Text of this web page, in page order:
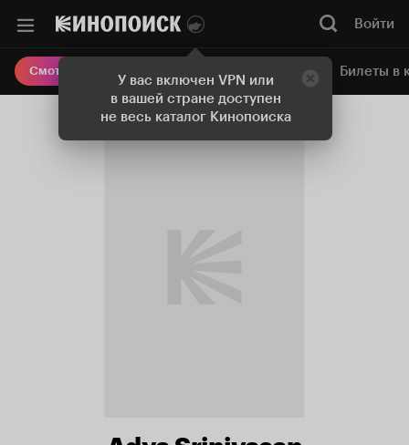
У вас включен VPN или
в вашей стране доступен
не весь каталог Кинопоиска
Войти
Смотреть кино Онлайн-кинотеатр Билеты в